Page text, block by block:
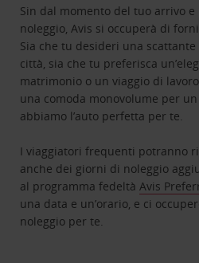
Sin dal momento del tuo arrivo
noleggio, Avis si occuperà di
Sia che tu desideri una
città, sia che tu preferisca
matrimonio o un viaggio di
una comoda monovolume per
abbiamo l’auto perfetta per te.
I viaggiatori frequenti potranno
anche dei giorni di noleggio
al programma fedeltàAvis
una data e un’orario, e ci
noleggio per te.